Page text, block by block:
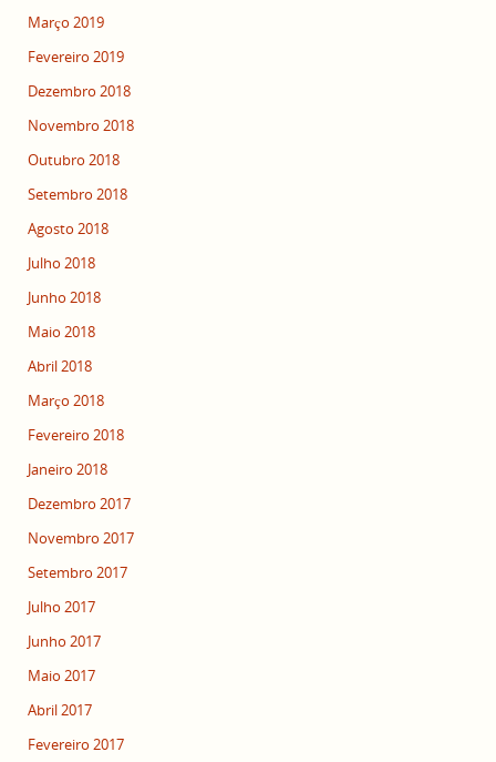
Março 2019
Fevereiro 2019
Dezembro 2018
Novembro 2018
Outubro 2018
Setembro 2018
Agosto 2018
Julho 2018
Junho 2018
Maio 2018
Abril 2018
Março 2018
Fevereiro 2018
Janeiro 2018
Dezembro 2017
Novembro 2017
Setembro 2017
Julho 2017
Junho 2017
Maio 2017
Abril 2017
Fevereiro 2017